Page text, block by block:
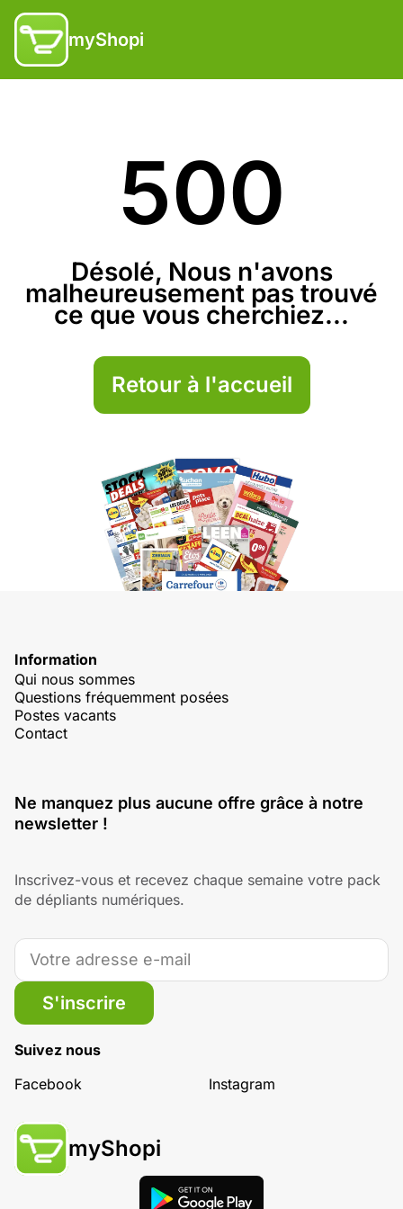
myShopi
500
Désolé, Nous n'avons
malheureusement pas trouvé
ce que vous cherchiez...
Retour à l'accueil
Information
Qui nous sommes
Questions fréquemment posées
Postes vacants
Contact
Ne manquez plus aucune offre grâce à notre
newsletter !
Inscrivez-vous et recevez chaque semaine votre pack
de dépliants numériques.
S'inscrire
Suivez nous
Facebook
Instagram
myShopi